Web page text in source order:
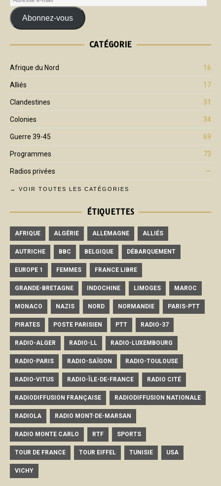
Abonnez-vous
CATÉGORIE
Afrique du Nord 16
Alliés 17
Clandestines 31
Colonies 34
Guerre 39-45 69
Programmes 73
Radios privées —
→ VOIR TOUTES LES CATÉGORIES
ÉTIQUETTES
AFRIQUE ALGÉRIE ALLEMAGNE ALLIÉS
AUTRICHE BBC BELGIQUE DÉBARQUEMENT
EUROPE 1 FEMMES FRANCE LIBRE
GRANDE-BRETAGNE INDOCHINE LIMOGES MAROC
MONACO NAZIS NORD NORMANDIE PARIS-PTT
PIRATES POSTE PARISIEN PTT RADIO-37
RADIO-ALGER RADIO-LL RADIO-LUXEMBOURG
RADIO-PARIS RADIO-SAÏGON RADIO-TOULOUSE
RADIO-VITUS RADIO-ÎLE-DE-FRANCE RADIO CITÉ
RADIODIFFUSION FRANÇAISE RADIODIFFUSION NATIONALE
RADIOLA RADIO MONT-DE-MARSAN
RADIO MONTE CARLO RTF SPORTS
TOUR DE FRANCE TOUR EIFFEL TUNISIE USA
VICHY